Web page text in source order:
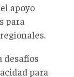
apoyo
para
desafíos
para